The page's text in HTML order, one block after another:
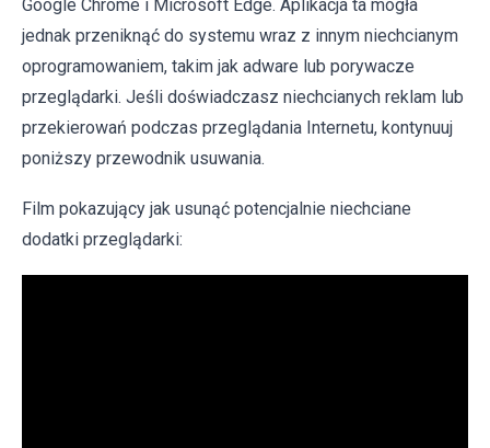
Google Chrome i Microsoft Edge. Aplikacja ta mogła
jednak przeniknąć do systemu wraz z innym niechcianym
oprogramowaniem, takim jak adware lub porywacze
przeglądarki. Jeśli doświadczasz niechcianych reklam lub
przekierowań podczas przeglądania Internetu, kontynuuj
poniższy przewodnik usuwania.
Film pokazujący jak usunąć potencjalnie niechciane
dodatki przeglądarki: